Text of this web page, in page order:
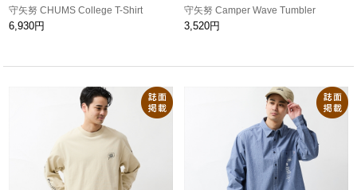
守矢努 CHUMS College T-Shirt
6,930円
守矢努 Camper Wave Tumbler
3,520円